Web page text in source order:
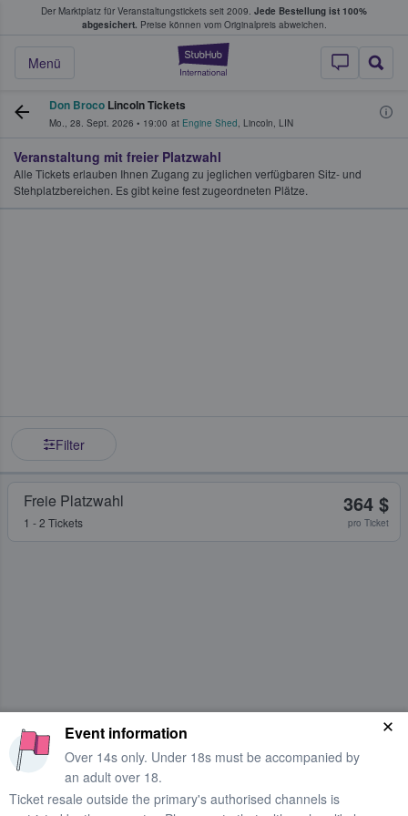
Der Marktplatz für Veranstaltungstickets seit 2009. Jede Bestellung ist 100%
abgesichert. Preise können vom Originalpreis abweichen.
StubHub - Wo
Menü
Tickets kaufen & verkaufen
Don Broco Lincoln Tickets
Mo., 28. Sept. 2026 • 19:00 at Engine Shed, Lincoln, LIN
Veranstaltung mit freier Platzwahl
Alle Tickets erlauben Ihnen Zugang zu jeglichen verfügbaren Sitz- und
Stehplatzbereichen. Es gibt keine fest zugeordneten Plätze.
Filter
Freie Platzwahl
1 - 2 Tickets
364 $
pro Ticket
Event information
Over 14s only. Under 18s must be accompanied by
an adult over 18.
Ticket resale outside the primary's authorised channels is